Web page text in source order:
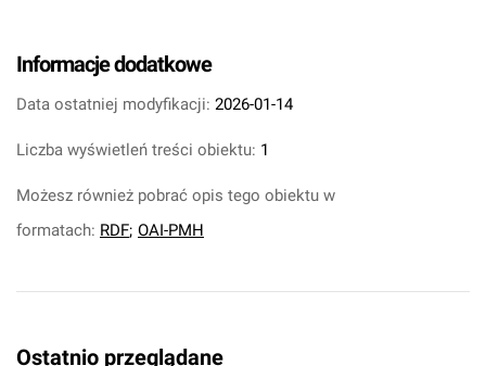
Informacje dodatkowe
Data ostatniej modyfikacji: 2026-01-14
Liczba wyświetleń treści obiektu: 1
Możesz również pobrać opis tego obiektu w
formatach: RDF; OAI-PMH
Ostatnio przeglądane